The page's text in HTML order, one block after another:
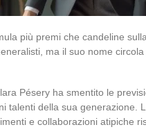
più premi che candeline
ma il suo nome
Pésery ha smentito le
talenti della sua generazione.
e collaborazioni atipiche